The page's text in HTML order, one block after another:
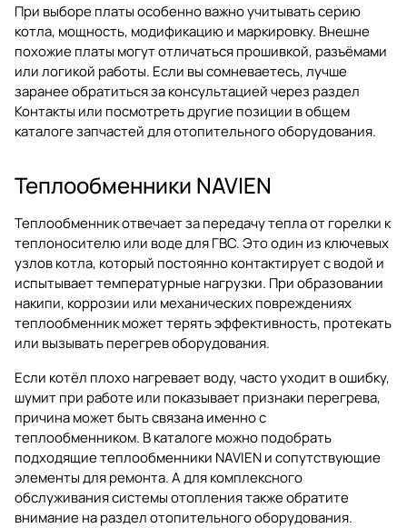
При выборе платы особенно важно учитывать серию
котла, мощность, модификацию и маркировку. Внешне
похожие платы могут отличаться прошивкой, разъёмами
или логикой работы. Если вы сомневаетесь, лучше
заранее обратиться за консультацией через раздел
Контакты или посмотреть другие позиции в общем
каталогезапчастей для отопительного оборудования.
Теплообменники NAVIEN
Теплообменник отвечает за передачу тепла от горелки к
теплоносителю или воде для ГВС. Это один из ключевых
узлов котла, который постоянно контактирует с водой и
испытывает температурные нагрузки. При образовании
накипи, коррозии или механических повреждениях
теплообменник может терять эффективность, протекать
или вызывать перегрев оборудования.
Если котёл плохо нагревает воду, часто уходит в ошибку,
шумит при работе или показывает признаки перегрева,
причина может быть связана именно с
теплообменником. В каталоге можно подобрать
подходящие теплообменники NAVIEN и сопутствующие
элементы для ремонта. А для комплексного
обслуживания системы отопления также обратите
внимание на разделотопительного оборудования.